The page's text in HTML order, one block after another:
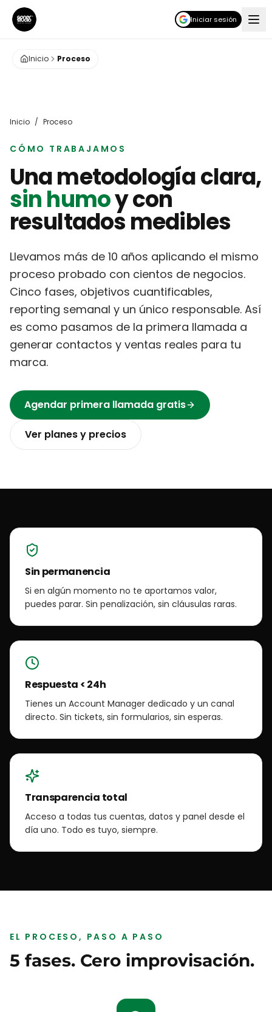
Iniciar sesión
Inicio Proceso
Inicio / Proceso
CÓMO TRABAJAMOS
Una metodología clara,
sin humoy con
resultados medibles
Llevamos más de 10 años aplicando el mismo
proceso probado con cientos de negocios.
Cinco fases, objetivos cuantificables,
reporting semanal y un único responsable. Así
es como pasamos de la primera llamada a
generar contactos y ventas reales para tu
marca.
Agendar primera llamada gratis
Ver planes y precios
Sin permanencia
Si en algún momento no te aportamos valor,
puedes parar. Sin penalización, sin cláusulas raras.
Respuesta < 24h
Tienes un Account Manager dedicado y un canal
directo. Sin tickets, sin formularios, sin esperas.
Transparencia total
Acceso a todas tus cuentas, datos y panel desde el
día uno. Todo es tuyo, siempre.
EL PROCESO, PASO A PASO
5 fases. Cero improvisación.